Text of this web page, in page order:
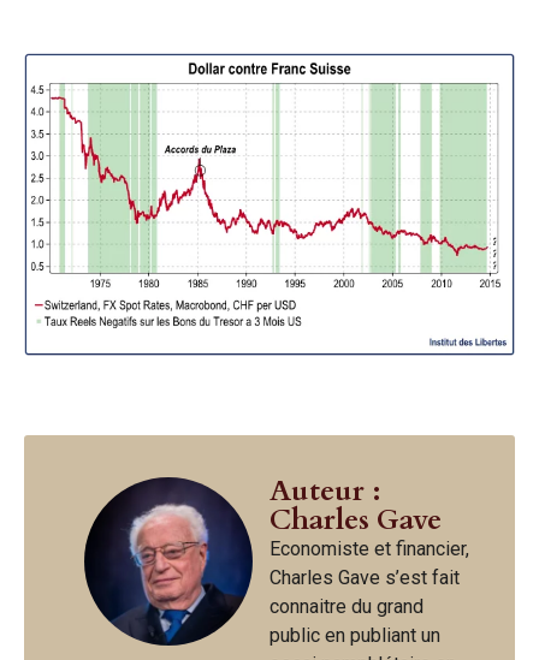
Auteur :
Charles Gave
Economiste et financier,
Charles Gave s’est fait
connaitre du grand
public en publiant un